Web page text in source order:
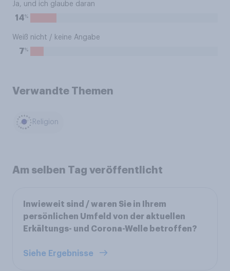
Ja, und ich glaube daran
14%
Weiß nicht / keine Angabe
7%
Verwandte Themen
Religion
Am selben Tag veröffentlicht
Inwieweit sind / waren Sie in Ihrem
persönlichen Umfeld von der aktuellen
Erkältungs- und Corona-Welle betroffen?
Siehe Ergebnisse